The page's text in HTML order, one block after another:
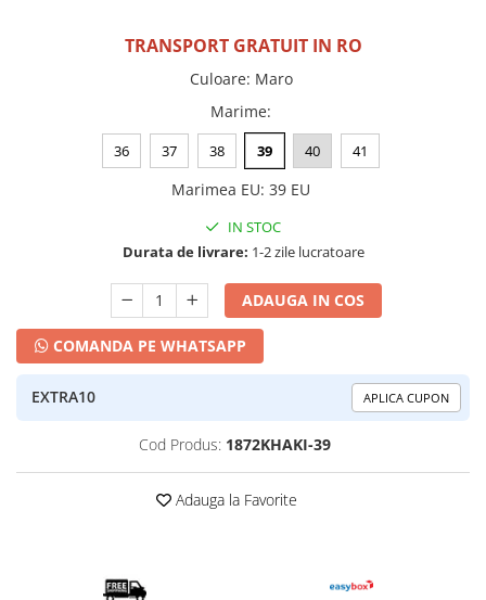
TRANSPORT GRATUIT IN RO
Culoare: Maro
Marime:
36 37 38 39 40 41
Marimea EU: 39 EU
IN STOC
Durata de livrare: 1-2 zile lucratoare
ADAUGA IN COS
COMANDA PE WHATSAPP
EXTRA10 APLICA CUPON
Cod Produs: 1872KHAKI-39
Adauga la Favorite